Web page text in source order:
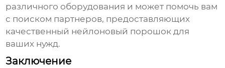
различного оборудования и может помочь вам
с поиском партнеров, предоставляющих
качественный нейлоновый порошок для
ваших нужд.
Заключение